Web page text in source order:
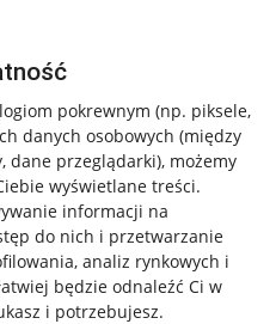
pokrewnym (np. piksele,
danych osobowych (między
dane przeglądarki), możemy
wyświetlane treści.
informacji na
do nich i przetwarzanie
analiz rynkowych i
będzie odnaleźć Ci w
i potrzebujesz.